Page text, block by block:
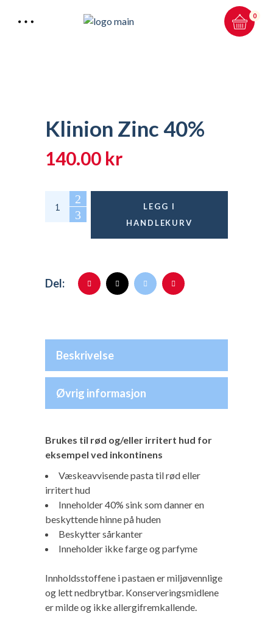
0
Total:
HANDLEKURV & KASSE
Klinion Zinc 40%
140.00 kr
Klinion Zinc 40% quantity
LEGG I
HANDLEKURV
Del:
Beskrivelse
Øvrig informasjon
Brukes til rød og/eller irritert hud for
eksempel ved inkontinens
Væskeavvisende pasta til rød eller
irritert hud
Inneholder 40% sink som danner en
beskyttende hinne på huden
Beskytter sårkanter
Inneholder ikke farge og parfyme
Innholdsstoffene i pastaen er miljøvennlige
og lett nedbrytbar. Konserveringsmidlene
er milde og ikke allergifremkallende.